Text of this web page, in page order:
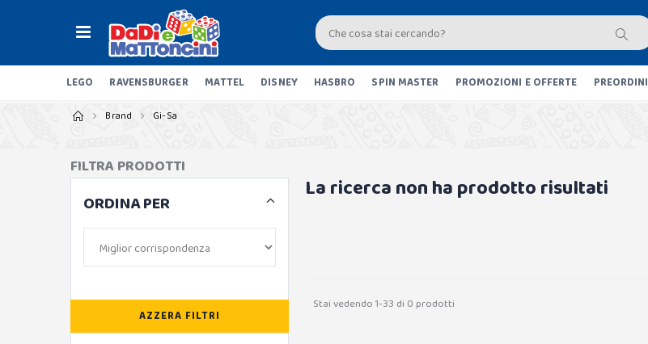
LEGO RAVENSBURGER MATTEL DISNEY HASBRO SPIN MASTER PROMOZIONI E OFFERTE PREORDINI
Brand Gi-Sa
La ricerca non ha prodotto risultati
Stai vedendo 1-33 di 0 prodotti
FILTRA PRODOTTI
ORDINA PER
AZZERA FILTRI